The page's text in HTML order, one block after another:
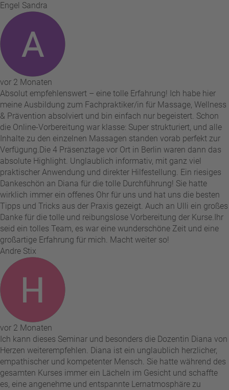
Engel Sandra
vor 2 Monaten
Absolut empfehlenswert – eine tolle Erfahrung! Ich habe hier
meine Ausbildung zum Fachpraktiker/in für Massage, Wellness
& Prävention absolviert und bin einfach nur begeistert. Schon
die Online-Vorbereitung war klasse: Super strukturiert, und alle
Inhalte zu den einzelnen Massagen standen vorab perfekt zur
Verfügung. ​Die 4 Präsenztage vor Ort in Berlin waren dann das
absolute Highlight. Unglaublich informativ, mit ganz viel
praktischer Anwendung und direkter Hilfestellung. Ein riesiges
Dankeschön an Diana für die tolle Durchführung! Sie hatte
wirklich immer ein offenes Ohr für uns und hat uns die besten
Tipps und Tricks aus der Praxis gezeigt. Auch an Ulli ein großes
Danke für die tolle und reibungslose Vorbereitung der Kurse. ​Ihr
seid ein tolles Team, es war eine wunderschöne Zeit und eine
großartige Erfahrung für mich. Macht weiter so!
Andre Stix
vor 2 Monaten
Ich kann dieses Seminar und besonders die Dozentin Diana von
Herzen weiterempfehlen. Diana ist ein unglaublich herzlicher,
empathischer und kompetenter Mensch. Sie hatte während des
gesamten Kurses immer ein Lächeln im Gesicht und schaffte
es, eine angenehme und entspannte Lernatmosphäre zu